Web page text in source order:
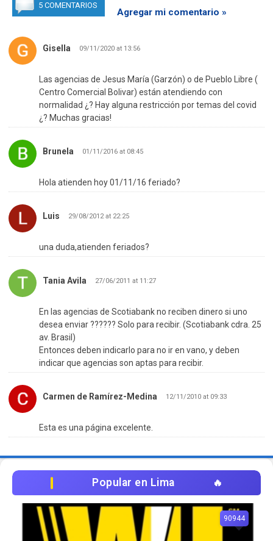
5 COMENTARIOS
Agregar mi comentario »
Gisella 09/11/2020 at 13:56
Las agencias de Jesus María (Garzón) o de Pueblo Libre (
Centro Comercial Bolivar) están atendiendo con
normalidad ¿? Hay alguna restricción por temas del covid
¿? Muchas gracias!
Brunela 01/11/2016 at 08:45
Hola atienden hoy 01/11/16 feriado?
Luis 29/08/2012 at 22:25
una duda,atienden feriados?
Tania Avila 27/06/2011 at 11:27
En las agencias de Scotiabank no reciben dinero si uno
desea enviar ?????? Solo para recibir. (Scotiabank cdra. 25
av. Brasil)
Entonces deben indicarlo para no ir en vano, y deben
indicar que agencias son aptas para recibir.
Carmen de Ramírez-Medina 12/11/2010 at 09:33
Esta es una página excelente.
Popular en Lima
90944